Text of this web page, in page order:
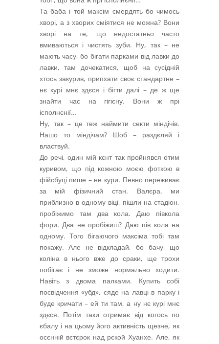
Та баба і той максім смердять бо чимось
хворі, а з хворих сміятися не можна? Вони
хворі на те, що недостатньо часто
вмиваються і чистять зуби. Ну, так – не
мають часу, бо бігати парками від лавки до
лавки, там дочекатися, щоб на сусідній
хтось закурив, припхати своє стандартне –
нє курі мнє здєся і бігти далі – де ж ще
знайти час на гігієну. Вони ж прі
ісполнєнії…
Ну, так – це теж наймити секти міндічів.
Нашо то міндічам? Шоб – раздєляй і
властвуй.
До речі, один мій кєнт так пройнявся отим
куривом, що під кожною моєю фоткою в
фійсбуці пише – не кури. Певно переживає
за мій фізичний стан. Валєра, ми
приблизно в одному віці, пішли на стадіон,
пробіжимо там два кола. Даю півкола
фори. Два не пробіжиш? Даю пів кола на
одному. Того бігаючого максіма тобі там
покажу. Але не відкладай, бо бачу, що
коліна в нього вже до сраки, ще трохи
побігає і не зможе нормально ходити.
Навіть з двома палками. Купить собі
посвідчення «убд», сяде на лавці в парку і
буде кричати – ей ти там, а ну нє курі мнє
здєся. Потім таки отримає від когось по
єбалу і на цьому його активність щезне, як
осєнній вєтєрок над рєкой Хуанхе. Але, як